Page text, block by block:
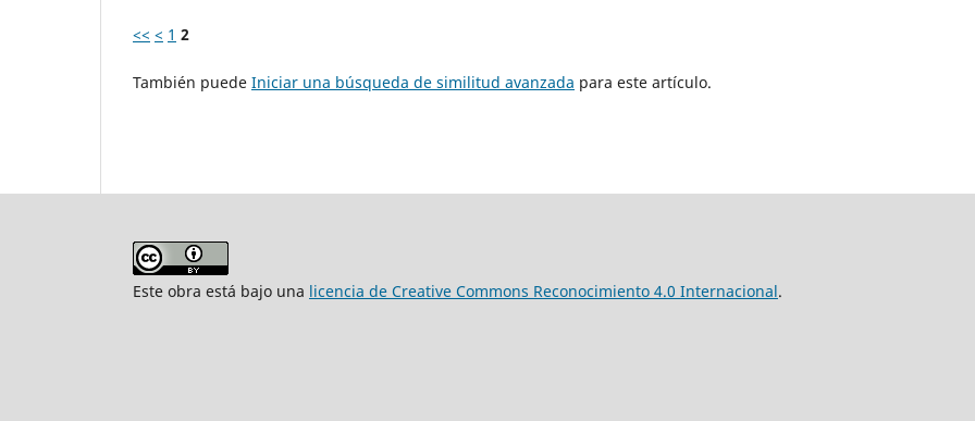
<< < 1 2
También puede Iniciar una búsqueda de similitud avanzada para este artículo.
Este obra está bajo una licencia de Creative Commons Reconocimiento 4.0 Internacional.